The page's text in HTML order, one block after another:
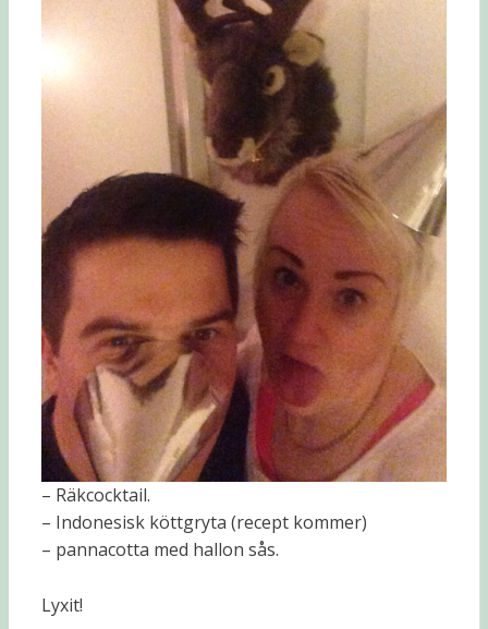
– Räkcocktail.
– Indonesisk köttgryta (recept kommer)
– pannacotta med hallon sås.
Lyxit!